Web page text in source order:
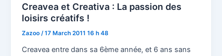
Creavea et Creativa : La passion des
loisirs créatifs !
Zazoo /17 March 2011 16 h 48
Creavea entre dans sa 6ème année, et 6 ans sans